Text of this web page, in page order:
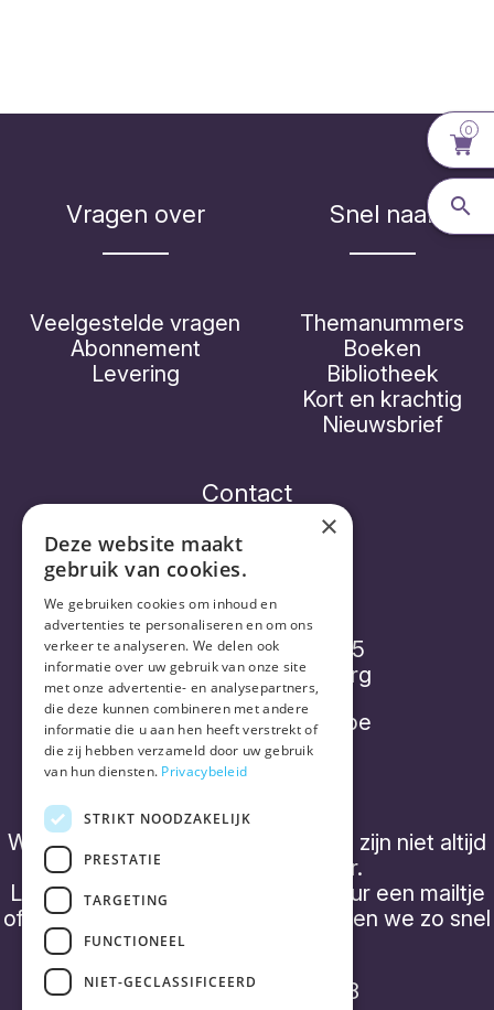
Vragen over
Veelgestelde vragen
Abonnement
Levering
Snel naar
Themanummers
Boeken
Bibliotheek
Kort en krachtig
Nieuwsbrief
Contact
Vorthex Aequo bv
Diepenbroekstraatje 15
2220 Heist-op-den-Berg
info@placebonocebo.be
+32 (0) 490 21 62 07
We hebben geen 'kantooruren' en zijn niet altijd
telefonisch bereikbaar.
Laat een boodschap achter of stuur een mailtje
of een WhatsApp bericht, dan nemen we zo snel
mogelijk contact op.
BTW BE0843 357 788
0
×
Deze website maakt
gebruik van cookies.
We gebruiken cookies om inhoud en
advertenties te personaliseren en om ons
verkeer te analyseren. We delen ook
informatie over uw gebruik van onze site
met onze advertentie- en analysepartners,
die deze kunnen combineren met andere
informatie die u aan hen heeft verstrekt of
die zij hebben verzameld door uw gebruik
van hun diensten. Privacybeleid
STRIKT NOODZAKELIJK
PRESTATIE
TARGETING
FUNCTIONEEL
NIET-GECLASSIFICEERD